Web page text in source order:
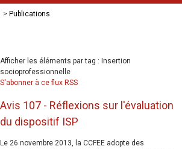
> Publications
Afficher les éléments par tag : Insertion
socioprofessionnelle
S'abonner à ce flux RSS
Avis 107 - Réflexions sur l'évaluation
du dispositif ISP
Le 26 novembre 2013, la CCFEE adopte des